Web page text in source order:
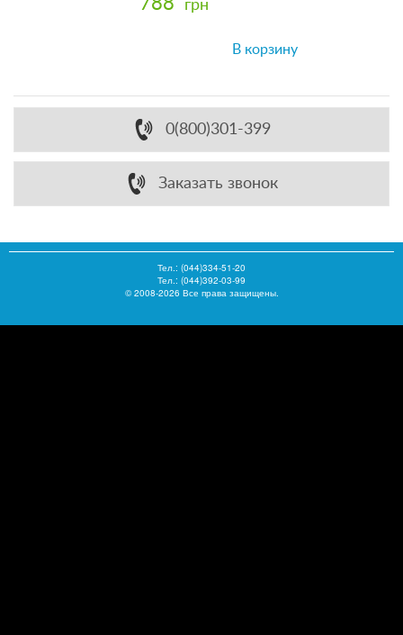
грн
В корзину
0(800)301-399
Заказать звонок
Тел.: (044)334-51-20
Тел.: (044)392-03-99
© 2008-2026 Все права защищены.